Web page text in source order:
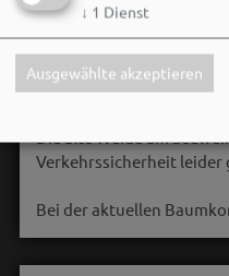
06. August um 16:08
🌳
Verkehrssicherheit leider
Bei der aktuellen
↓ 1 Dienst
Ausgewählte akzeptieren